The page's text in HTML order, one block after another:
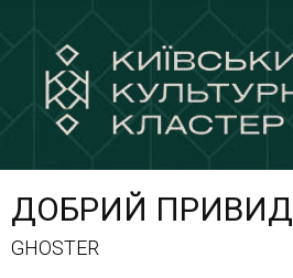
ДОБРИЙ ПРИВИД
GHOSTER